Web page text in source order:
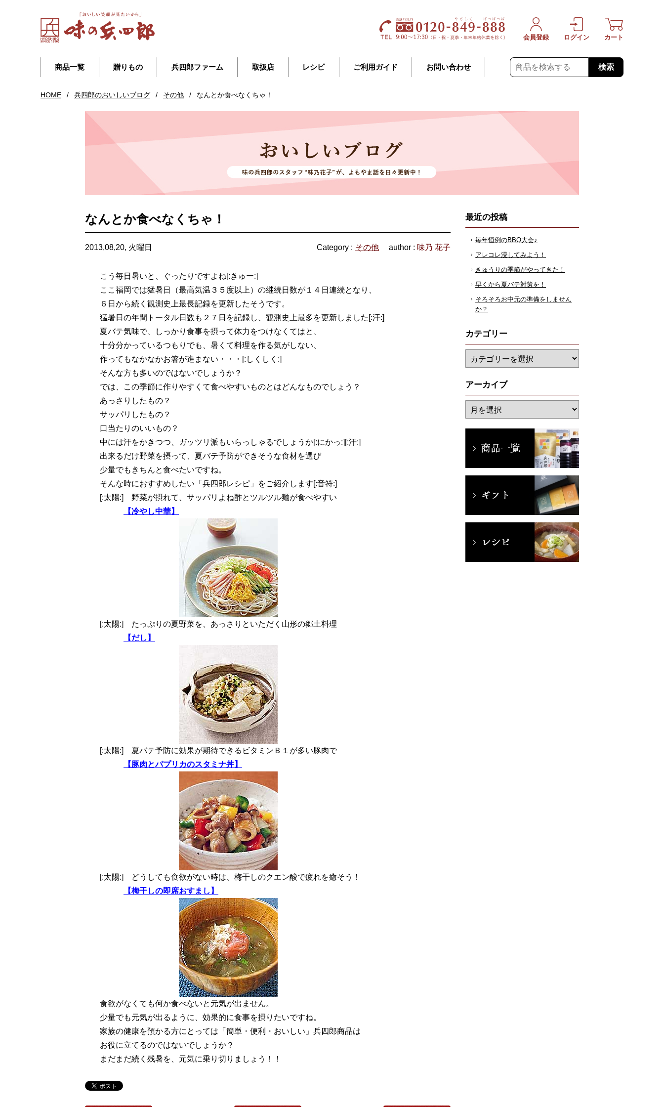
商品一覧 贈りもの 兵四郎ファーム 取扱店 レシピ ご利用ガイド お問い合わせ 検索
会員登録 ログイン カート
HOME / 兵四郎のおいしいブログ / その他 / なんとか食べなくちゃ！
なんとか食べなくちゃ！
2013,08,20, 火曜日 Category : その他 author : 味乃 花子
こう毎日暑いと、ぐったりですよね[:きゅー:]
ここ福岡では猛暑日（最高気温３５度以上）の継続日数が１４日連続となり、
６日から続く観測史上最長記録を更新したそうです。
猛暑日の年間トータル日数も２７日を記録し、観測史上最多を更新しました[:汗:]
夏バテ気味で、しっかり食事を摂って体力をつけなくてはと、
十分分かっているつもりでも、暑くて料理を作る気がしない、
作ってもなかなかお箸が進まない・・・[:しくしく:]
そんな方も多いのではないでしょうか？
では、この季節に作りやすくて食べやすいものとはどんなものでしょう？
あっさりしたもの？
サッパリしたもの？
口当たりのいいもの？
中には汗をかきつつ、ガッツリ派もいらっしゃるでしょうか[:にかっ:][:汗:]
出来るだけ野菜を摂って、夏バテ予防ができそうな食材を選び
少量でもきちんと食べたいですね。
そんな時におすすめしたい「兵四郎レシピ」をご紹介します[:音符:]
[:太陽:] 野菜が摂れて、サッパリよね酢とツルツル麺が食べやすい
【冷やし中華】
[:太陽:] たっぷりの夏野菜を、あっさりといただく山形の郷土料理
【だし】
[:太陽:] 夏バテ予防に効果が期待できるビタミンＢ１が多い豚肉で
【豚肉とパプリカのスタミナ丼】
[:太陽:] どうしても食欲がない時は、梅干しのクエン酸で疲れを癒そう！
【梅干しの即席おすまし】
食欲がなくても何か食べないと元気が出ません。
少量でも元気が出るように、効果的に食事を摂りたいですね。
家族の健康を預かる方にとっては「簡単・便利・おいしい」兵四郎商品は
お役に立てるのではないでしょうか？
まだまだ続く残暑を、元気に乗り切りましょう！！
最近の投稿
毎年恒例のBBQ大会♪
アレコレ浸してみよう！
きゅうりの季節がやってきた！
早くから夏バテ対策を！
そろそろお中元の準備をしません
か？
カテゴリー
アーカイブ